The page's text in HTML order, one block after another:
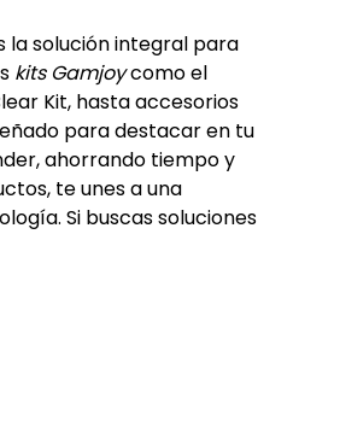
la solución integral para
kits Gamjoy como el
Kit, hasta accesorios
para destacar en tu
ahorrando tiempo y
te unes a una
Si buscas soluciones